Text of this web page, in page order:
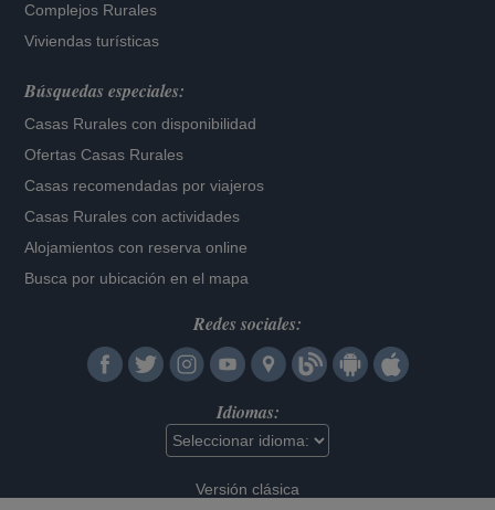
Complejos Rurales
Viviendas turísticas
Búsquedas especiales:
Casas Rurales con disponibilidad
Ofertas Casas Rurales
Casas recomendadas por viajeros
Casas Rurales con actividades
Alojamientos con reserva online
Busca por ubicación en el mapa
Redes sociales:
Idiomas:
Versión clásica